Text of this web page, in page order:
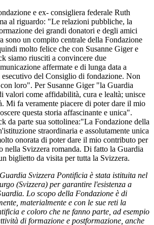
e ex- consigliera federale Ruth
al riguardo: "Le relazioni pubbliche, la
dei grandi donatori e degli amici
sono un compito centrale della Fondazione
molto felice che con Susanne Giger e
siamo riusciti a convincere due
affermate e di lunga data a
del Consiglio di fondazione. Non
loro". Per Susanne Giger "la Guardia
valori come affidabilità, cura e lealtà; unisce
Mi fa veramente piacere di poter dare il mio
questa storia affascinante e unica".
da parte sua sottolinea:"La Fondazione della
straordinaria e assolutamente unica
onorata di poter dare il mio contributo per
nella Svizzera romanda. Di fatto la Guardia
biglietto da visita per tutta la Svizzera.
Svizzera Pontificia è stata istituita nel
(Svizzera) per garantire l'esistenza a
Lo scopo della Fondazione è di
materialmente e con le sue reti la
e coloro che ne fanno parte, ad esempio
di formazione e postformazione, anche